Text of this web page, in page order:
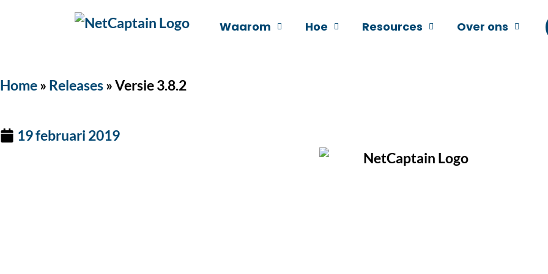
Waarom Hoe Resources Over ons
Home» Releases»Versie 3.8.2
19 februari 2019